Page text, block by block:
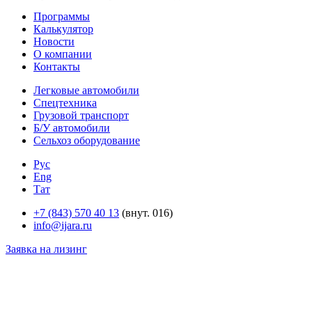
Программы
Калькулятор
Новости
О компании
Контакты
Легковые автомобили
Спецтехника
Грузовой транспорт
Б/У автомобили
Сельхоз оборудование
Рус
Eng
Тат
+7 (843) 570 40 13 (внут. 016)
info@ijara.ru
Заявка на лизинг